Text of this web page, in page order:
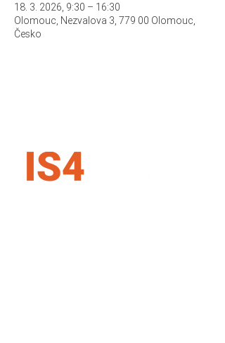
18. 3. 2026, 9:30 – 16:30
Olomouc, Nezvalova 3, 779 00 Olomouc,
Česko